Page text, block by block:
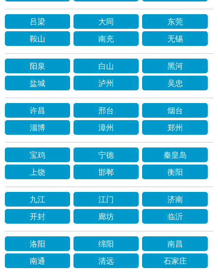
吕梁 大同
东莞
鞍山
南充 无锡
阳泉 白山
黑河
盐城
泸州 吴忠
许昌 邢台
烟台
淄博
漳州 郑州
宝鸡 宁德
秦皇岛
上饶
邯郸 衡阳
九江 江门
济南
开封
廊坊 临沂
洛阳 绵阳
南昌
南通
清远 石家庄